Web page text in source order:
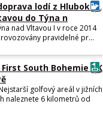
lodí z Hluboké
do Týna n
nad Vltavou I v roce 2014
pravidelné pr...
South Bohemie GK
golfový areál v jižních
naleznete 6 kilometrů od